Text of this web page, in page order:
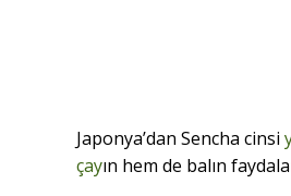
Japonya’dan Sencha cinsi
çayın hem de balın